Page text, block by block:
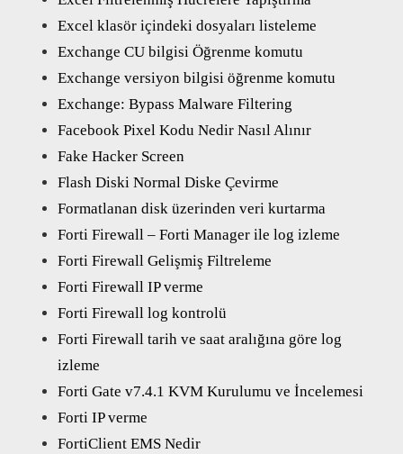
Excel klasör içindeki dosyaları listeleme
Exchange CU bilgisi Öğrenme komutu
Exchange versiyon bilgisi öğrenme komutu
Exchange: Bypass Malware Filtering
Facebook Pixel Kodu Nedir Nasıl Alınır
Fake Hacker Screen
Flash Diski Normal Diske Çevirme
Formatlanan disk üzerinden veri kurtarma
Forti Firewall – Forti Manager ile log izleme
Forti Firewall Gelişmiş Filtreleme
Forti Firewall IP verme
Forti Firewall log kontrolü
Forti Firewall tarih ve saat aralığına göre log
izleme
Forti Gate v7.4.1 KVM Kurulumu ve İncelemesi
Forti IP verme
FortiClient EMS Nedir